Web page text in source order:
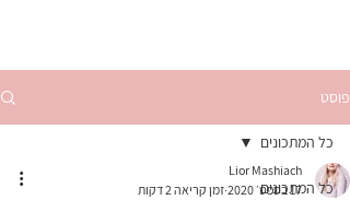
פוסט
כל המתכונים
כל המתכונים
Lior Mashiach
17 בספט׳ 2020
זמן קריאה 2 דקות